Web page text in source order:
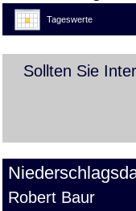
Tageswerte
Sollten Sie
Robert Baur